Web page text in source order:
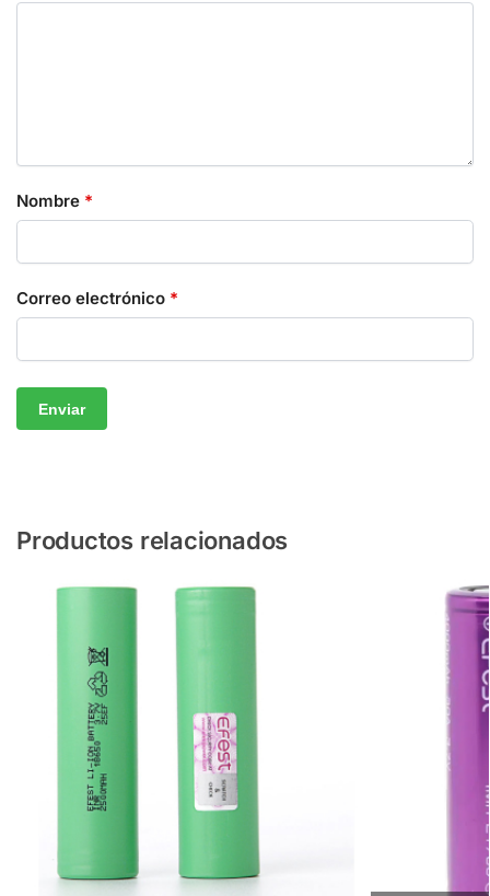
Nombre *
Correo electrónico *
Productos relacionados